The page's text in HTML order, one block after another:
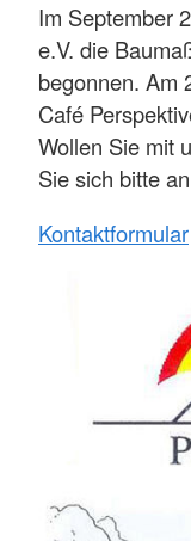
Im September
e.V. die
begonnen. Am
Café
Wollen Sie mit
Sie sich bitte
Kontaktformular